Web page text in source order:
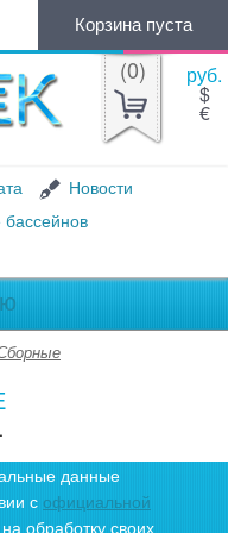
Корзина пуста
(0) руб.
$
€
Новости
данные
с официальной
обработку своих